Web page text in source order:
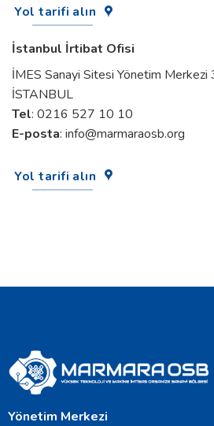
Yol tarifi alın
İstanbul İrtibat Ofisi
İMES Sanayi Sitesi Yönetim
İSTANBUL
Tel: 0216 527 10 10
E-posta: info@marmaraosb.org
Yol tarifi alın
Yönetim Merkezi